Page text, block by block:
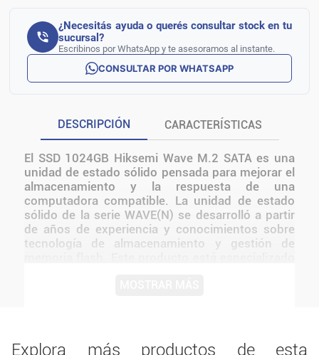
¿Necesitás ayuda o querés consultar stock en tu
sucursal?
Escribinos por WhatsApp y te asesoramos al instante.
CONSULTAR POR WHATSAPP
DESCRIPCIÓN CARACTERÍSTICAS
El SSD 1024GB Hiksemi Wave M.2 SATA es una
unidad de estado sólido pensada para mejorar el
almacenamiento y la respuesta de una
computadora compatible. La unidad de estado
sólido de la serie WAVE(N) se desarrolló a partir
de años de experiencia y conocimientos sobre
tecnología de almacenamiento y gestión de
conviene verificar medidas, conexiones,
Explora más productos de esta